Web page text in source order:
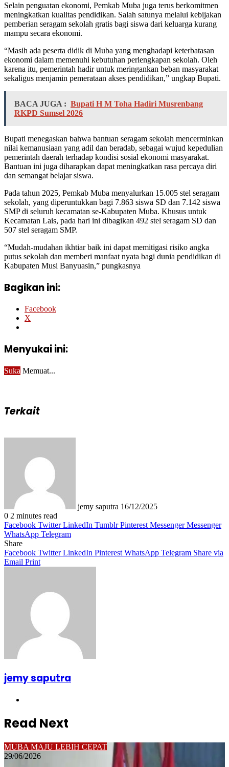
Selain penguatan ekonomi, Pemkab Muba juga terus berkomitmen
meningkatkan kualitas pendidikan. Salah satunya melalui kebijakan
pemberian seragam sekolah gratis bagi siswa dari keluarga kurang
mampu secara ekonomi.
“Masih ada peserta didik di Muba yang menghadapi keterbatasan
ekonomi dalam memenuhi kebutuhan perlengkapan sekolah. Oleh
karena itu, pemerintah hadir untuk meringankan beban masyarakat
sekaligus menjamin pemerataan akses pendidikan,” ungkap Bupati.
BACA JUGA : Bupati H M Toha Hadiri Musrenbang
RKPD Sumsel 2026
Bupati menegaskan bahwa bantuan seragam sekolah mencerminkan
nilai kemanusiaan yang adil dan beradab, sebagai wujud kepedulian
pemerintah daerah terhadap kondisi sosial ekonomi masyarakat.
Bantuan ini juga diharapkan dapat meningkatkan rasa percaya diri
dan semangat belajar siswa.
Pada tahun 2025, Pemkab Muba menyalurkan 15.005 stel seragam
sekolah, yang diperuntukkan bagi 7.863 siswa SD dan 7.142 siswa
SMP di seluruh kecamatan se-Kabupaten Muba. Khusus untuk
Kecamatan Lais, pada hari ini dibagikan 492 stel seragam SD dan
507 stel seragam SMP.
“Mudah-mudahan ikhtiar baik ini dapat memitigasi risiko angka
putus sekolah dan memberi manfaat nyata bagi dunia pendidikan di
Kabupaten Musi Banyuasin,” pungkasnya
Bagikan ini:
Facebook
X
Menyukai ini:
Suka Memuat...
Terkait
jemy saputra 16/12/2025
0 2 minutes read
Facebook Twitter LinkedIn Tumblr Pinterest Messenger Messenger
WhatsApp Telegram
Share
Facebook Twitter LinkedIn Pinterest WhatsApp Telegram Share via
Email Print
jemy saputra
Read Next
MUBA MAJU LEBIH CEPAT
29/06/2026